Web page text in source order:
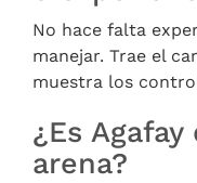
No hace falta
manejar. Trae el
muestra los
¿Es
arena?